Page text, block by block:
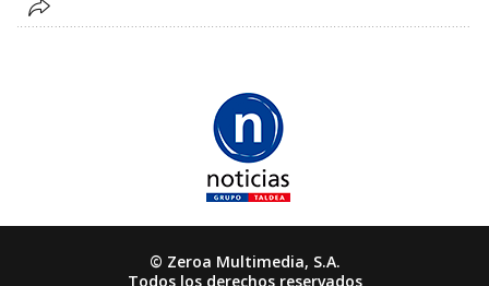
© Zeroa Multimedia, S.A.
Todos los derechos reservados